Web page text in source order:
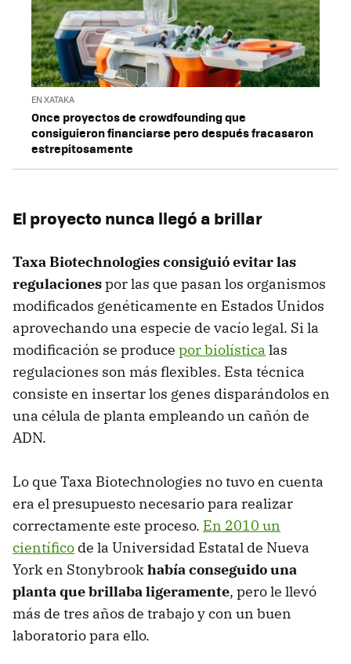
EN XATAKA
Once proyectos de crowdfounding que
consiguieron financiarse pero después fracasaron
estrepitosamente
El proyecto nunca llegó a brillar
Taxa Biotechnologies consiguió evitar las
regulacionespor las que pasan los organismos
modificados genéticamente en Estados Unidos
aprovechando una especie de vacío legal. Si la
modificación se produce por biolística las
regulaciones son más flexibles. Esta técnica
consiste en insertar los genes disparándolos en
una célula de planta empleando un cañón de
ADN.
Lo que Taxa Biotechnologies no tuvo en cuenta
era el presupuesto necesario para realizar
correctamente este proceso. En 2010 un
científico de la Universidad Estatal de Nueva
York en Stonybrookhabía conseguido una
planta que brillaba ligeramente, pero le llevó
más de tres años de trabajo y con un buen
laboratorio para ello.